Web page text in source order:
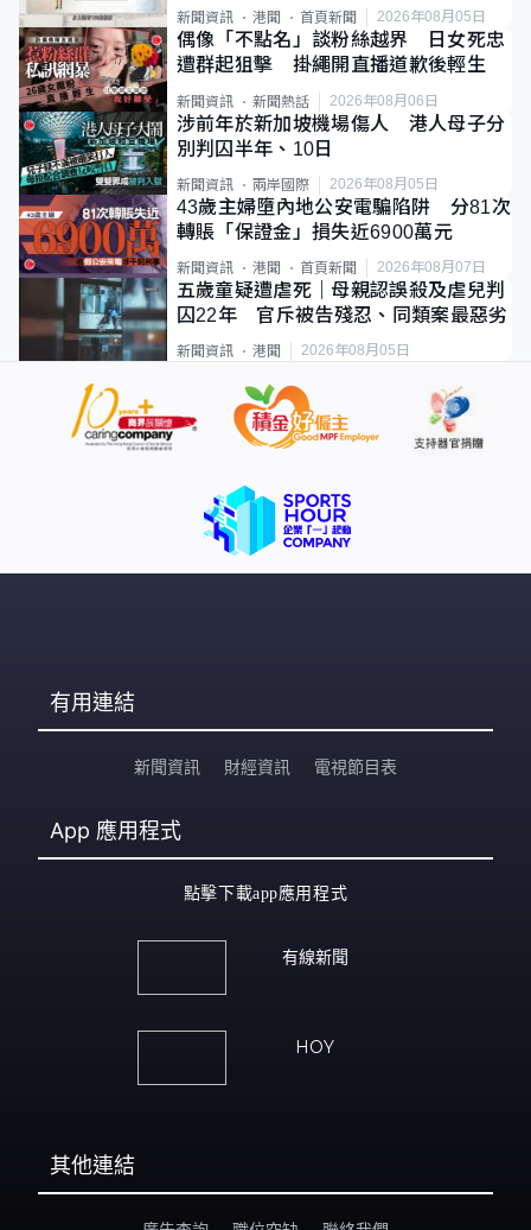
類案最惡劣
新聞資訊 港聞 首頁新聞 2026年08月05日
偶像「不點名」談粉絲越界 日女死忠
遭群起狙擊 掛繩開直播道歉後輕生
新聞資訊 新聞熱話 2026年08月06日
涉前年於新加坡機場傷人 港人母子分
別判囚半年、10日
新聞資訊 兩岸國際 2026年08月05日
43歲主婦墮內地公安電騙陷阱 分81次
轉賬「保證金」損失近6900萬元
新聞資訊 港聞 首頁新聞 2026年08月07日
五歲童疑遭虐死｜母親認誤殺及虐兒判
囚22年 官斥被告殘忍、同類案最惡劣
新聞資訊 港聞 2026年08月05日
有用連結
新聞資訊 財經資訊 電視節目表
App 應用程式
點擊下載app應用程式
有線新聞
HOY
其他連結